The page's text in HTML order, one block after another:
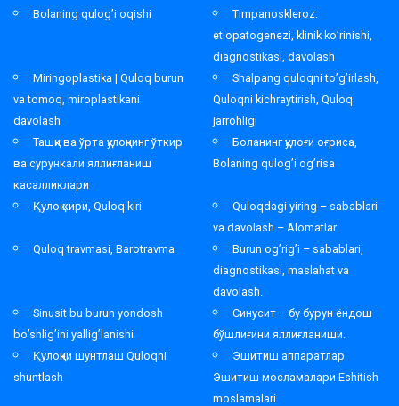
Bolaning qulog’i oqishi
Timpanoskleroz:
etiopatogenezi, klinik ko’rinishi,
diagnostikasi, davolash
Miringoplastika | Quloq burun
va tomoq, miroplastikani
davolash
Shalpang quloqni to’g’irlash,
Quloqni kichraytirish, Quloq
jarrohligi
Ташқи ва ўрта қулоқнинг ўткир
ва сурункали яллиғланиш
касалликлари
Боланинг қулоғи оғриса,
Bolaning qulog’i og’risa
Қулоқ кири, Quloq kiri
Quloqdagi yiring – sabablari
va davolash – Alomatlar
Quloq travmasi, Barotravma
Burun og’rig’i – sabablari,
diagnostikasi, maslahat va
davolash.
Sinusit bu burun yondosh
bo’shlig’ini yallig’lanishi
Синусит – бу бурун ёндош
бўшлиғини яллиғланиши.
Қулоқни шунтлаш Quloqni
shuntlash
Эшитиш аппаратлар
Эшитиш мосламалари Eshitish
moslamalari